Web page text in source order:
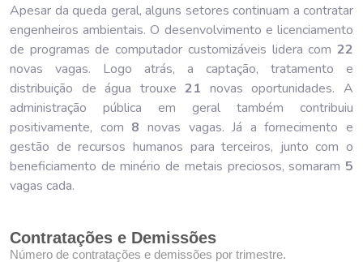
Apesar da queda geral, alguns setores continuam a contratar
engenheiros ambientais. O desenvolvimento e licenciamento
de programas de computador customizáveis lidera com 22
novas vagas. Logo atrás, a captação, tratamento e
distribuição de água trouxe21 novas oportunidades. A
administração pública em geral também contribuiu
positivamente, com 8 novas vagas. Já a fornecimento e
gestão de recursos humanos para terceiros, junto com o
beneficiamento de minério de metais preciosos, somaram 5
vagas cada.
Contratações e Demissões
Número de contratações e demissões por trimestre.